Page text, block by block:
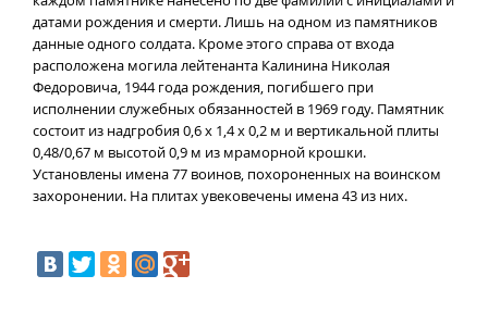
датами рождения и смерти. Лишь на одном из памятников
данные одного солдата. Кроме этого справа от входа
расположена могила лейтенанта Калинина Николая
Федоровича, 1944 года рождения, погибшего при
исполнении служебных обязанностей в 1969 году. Памятник
состоит из надгробия 0,6 х 1,4 х 0,2 м и вертикальной плиты
0,48/0,67 м высотой 0,9 м из мраморной крошки.
Установлены имена 77 воинов, похороненных на воинском
захоронении. На плитах увековечены имена 43 из них.